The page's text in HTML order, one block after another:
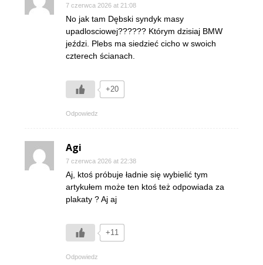
7 czerwca 2026 at 21:08
No jak tam Dębski syndyk masy
upadlosciowej?????? Którym dzisiaj BMW
jeździ. Plebs ma siedzieć cicho w swoich
czterech ścianach.
+20
Odpowiedz
Agi
7 czerwca 2026 at 22:38
Aj, ktoś próbuje ładnie się wybielić tym
artykułem może ten ktoś też odpowiada za
plakaty ? Aj aj
+11
Odpowiedz